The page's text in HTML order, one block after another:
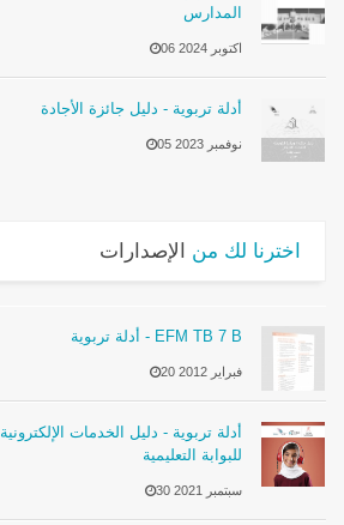
المدارس
06 اكتوبر 2024
أدلة تربوية - دليل جائزة الأجادة
05 نوفمبر 2023
اخترنا لك من الإصدارات
أدلة تربوية - EFM TB 7 B
20 فبراير 2012
أدلة تربوية - دليل الخدمات الإلكترونية
للبوابة التعليمية
30 سبتمبر 2021